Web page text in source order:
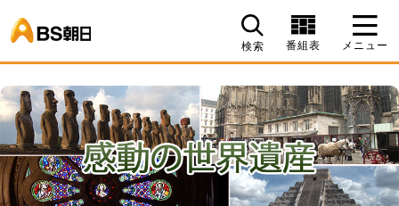
検索 番組表 メニュー